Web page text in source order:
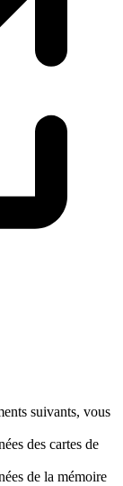
suivants, vous
des cartes de
de la mémoire